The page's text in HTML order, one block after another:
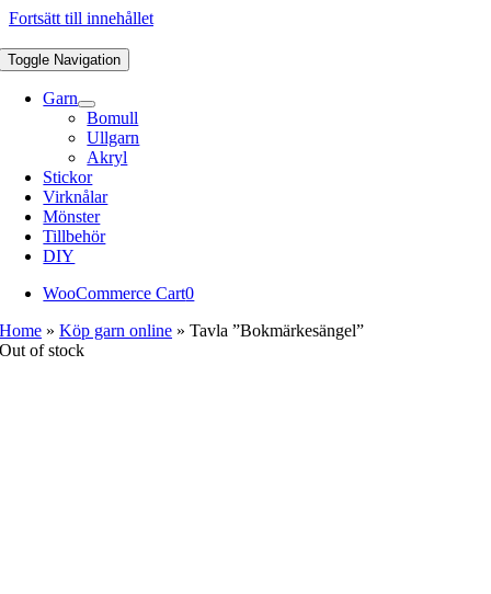
Fortsätt till innehållet
Toggle Navigation
Garn
Bomull
Ullgarn
Akryl
Stickor
Virknålar
Mönster
Tillbehör
DIY
WooCommerce Cart0
Home »Köp garn online »Tavla ”Bokmärkesängel”
Out of stock